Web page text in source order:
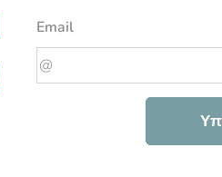
Email